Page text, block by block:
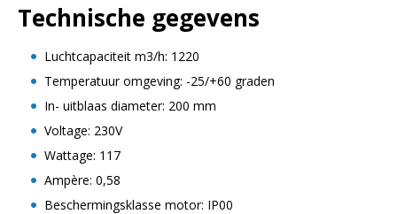
Technische gegevens
Luchtcapaciteit m3/h: 1220
Temperatuur omgeving: -25/+60 graden
In- uitblaas diameter: 200 mm
Voltage: 230V
Wattage: 117
Ampère: 0,58
Beschermingsklasse motor: IP00